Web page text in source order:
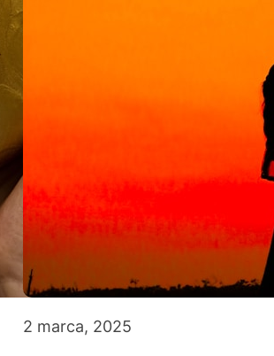
2 marca, 2025